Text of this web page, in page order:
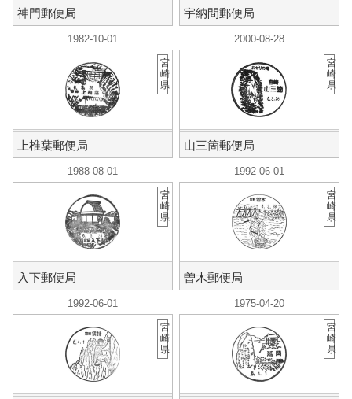
神門郵便局 宇納間郵便局
1982-10-01
上椎葉郵便局
宮
崎
県
2000-08-28
山三箇郵便局
宮
崎
県
1988-08-01
入下郵便局
宮
崎
県
1992-06-01
曽木郵便局
宮
崎
県
1992-06-01
宮
崎
県
1975-04-20
宮
崎
県